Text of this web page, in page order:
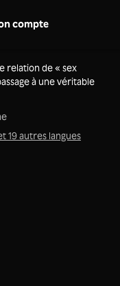
compte
relation de « sex
à une véritable
19 autres langues